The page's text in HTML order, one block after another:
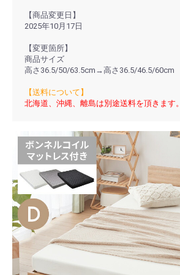
【商品変更日】
2025年10月17日
【変更箇所】
商品サイズ
高さ36.5/50/63.5cm→高さ36.5/46.5/60cm
【送料について】
北海道、沖縄、離島は別途送料を頂きます。